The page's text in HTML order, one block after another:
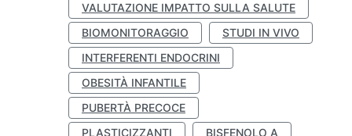
VALUTAZIONE IMPATTO SULLA SALUTE
BIOMONITORAGGIO
STUDI IN VIVO
INTERFERENTI ENDOCRINI
OBESITÀ INFANTILE
PUBERTÀ PRECOCE
PLASTICIZZANTI
BISFENOLO A